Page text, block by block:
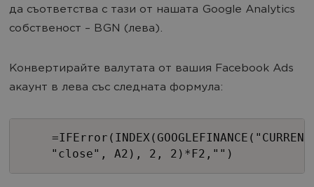
да съответства с тази от нашата Google Analytics
собственост – BGN (лева).
Конвертирайте валутата от вашия Facebook Ads
акаунт в лева със следната формула:
"close", A2), 2, 2)*F2,"")